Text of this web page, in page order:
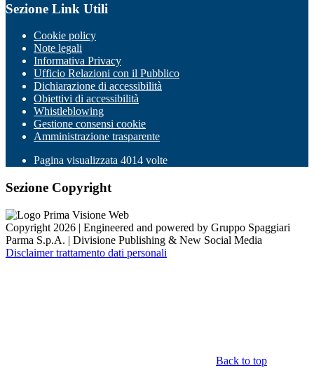
Sezione Link Utili
Cookie policy
Note legali
Informativa Privacy
Ufficio Relazioni con il Pubblico
Dichiarazione di accessibilità
Obiettivi di accessibilità
Whistleblowing
Gestione consensi cookie
Amministrazione trasparente
Pagina visualizzata 4014 volte
Sezione Copyright
Copyright 2026 | Engineered and powered by Gruppo Spaggiari
Parma S.p.A. | Divisione Publishing & New Social Media
Disclaimer trattamento dati personali
Back to top